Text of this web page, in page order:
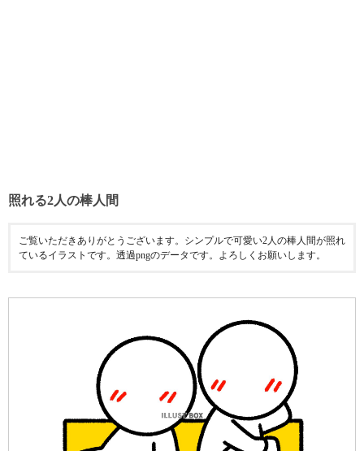
照れる2人の棒人間
ご覧いただきありがとうございます。シンプルで可愛い2人の棒人間が照れ
ているイラストです。透過pngのデータです。よろしくお願いします。